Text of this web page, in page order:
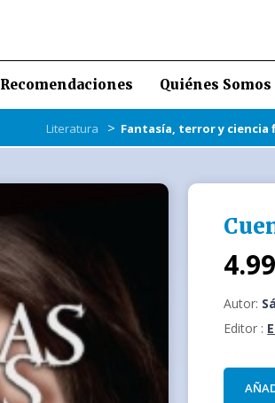
Recomendaciones Quiénes Somos
Literatura > Fantasía, terror y ciencia
4.99
Autor:
Editor :